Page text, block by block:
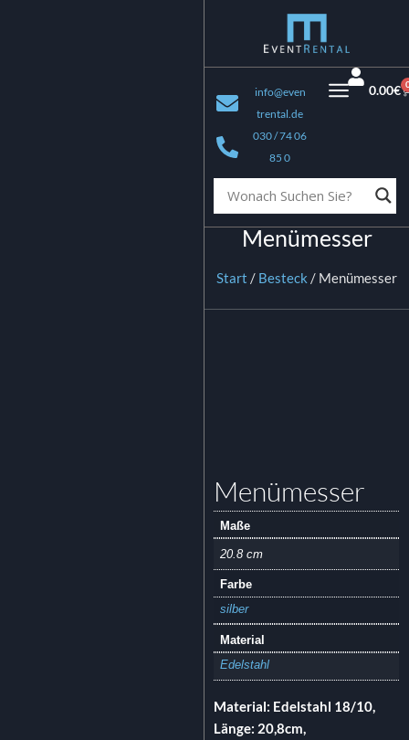
info@even
trental.de
030 / 74 06
85 0
0.00€
Menümesser
Start / Besteck / Menümesser
Menümesser
Maße
20.8 cm
Farbe
silber
Material
Edelstahl
Material: Edelstahl 18/10,
Länge: 20,8cm,